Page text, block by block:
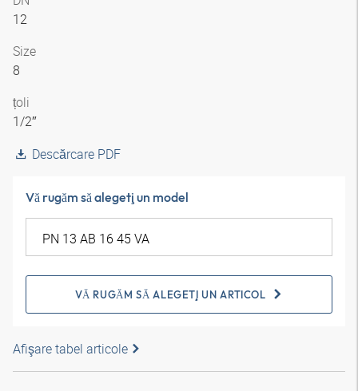
12
Size
8
țoli
1/2″
Descărcare PDF
Vă rugăm să alegeţi un model
VĂ RUGĂM SĂ ALEGEŢI UN ARTICOL
Afişare tabel articole